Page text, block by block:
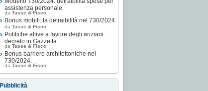
assistenza personale.
da Tasse & Fisco
Bonus mobili: la detraibilità nel 730/2024.
da Tasse & Fisco
Politiche attive a favore degli anziani:
decreto in Gazzetta.
da Tasse & Fisco
Bonus barriere architettoniche nel
730/2024.
da Tasse & Fisco
Pubblicità